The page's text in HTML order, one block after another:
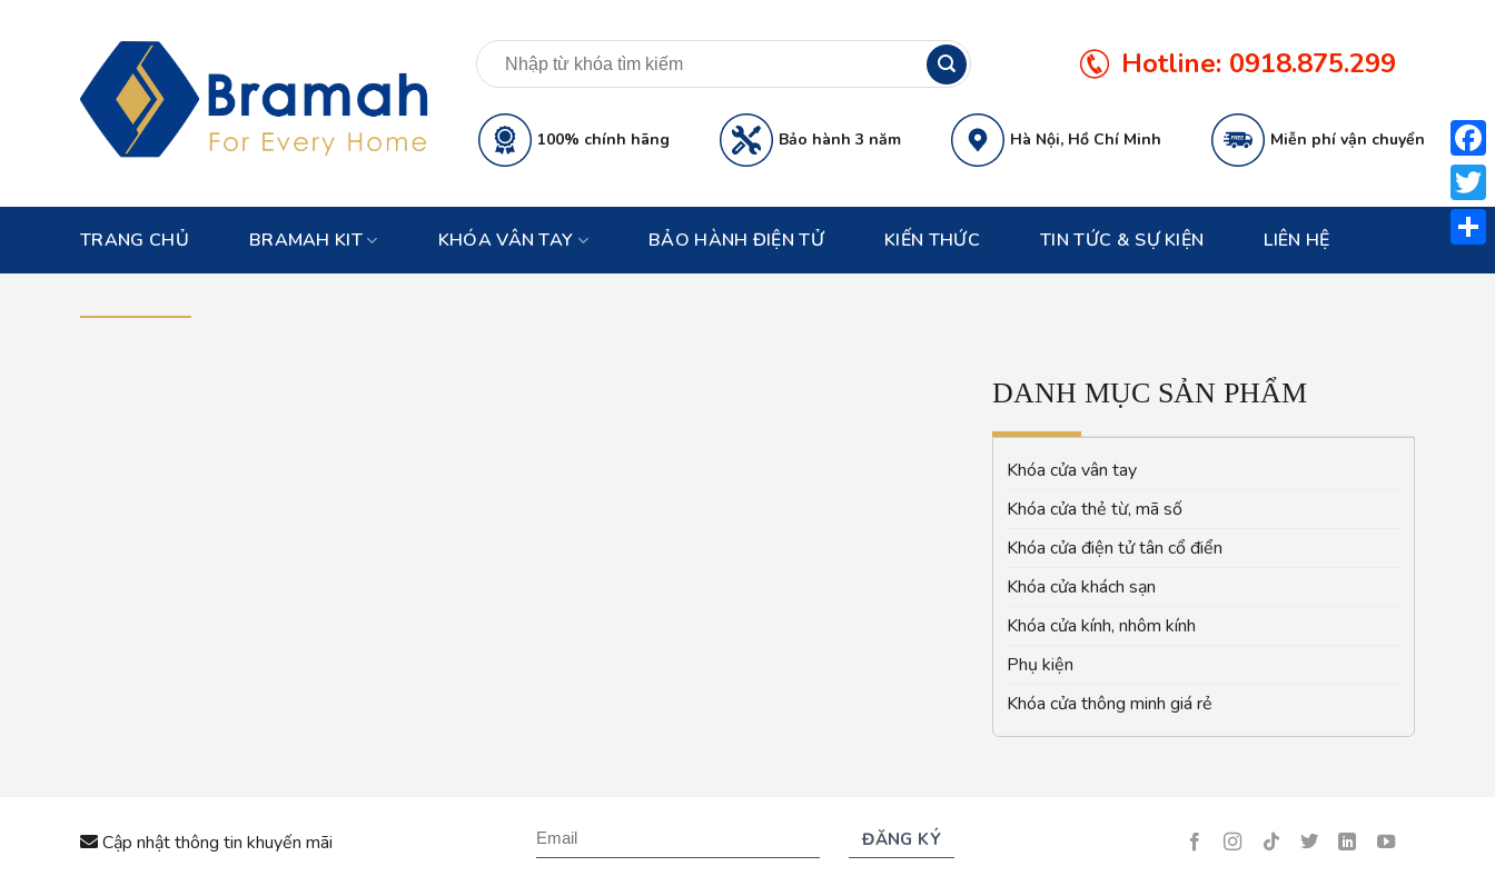
Hotline: 0918.875.299
100% chính hãng Bảo hành 3 năm Hà Nội, Hồ Chí Minh Miễn phí vận chuyển
TRANG CHỦ BRAMAH KIT KHÓA VÂN TAY BẢO HÀNH ĐIỆN TỬ KIẾN THỨC TIN TỨC & SỰ KIỆN LIÊN HỆ
DANH MỤC SẢN PHẨM
Khóa cửa vân tay
Khóa cửa thẻ từ, mã số
Khóa cửa điện tử tân cổ điển
Khóa cửa khách sạn
Khóa cửa kính, nhôm kính
Phụ kiện
Khóa cửa thông minh giá rẻ
Cập nhật thông tin khuyến mãi